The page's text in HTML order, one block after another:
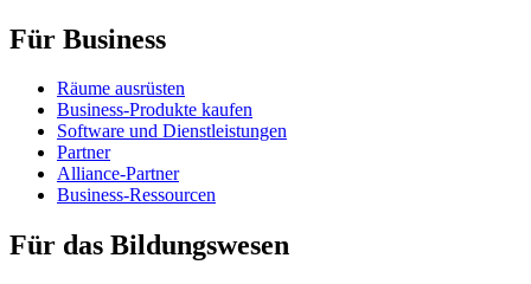
Für Business
Räume ausrüsten
Business-Produkte kaufen
Software und Dienstleistungen
Partner
Alliance-Partner
Business-Ressourcen
Für das Bildungswesen